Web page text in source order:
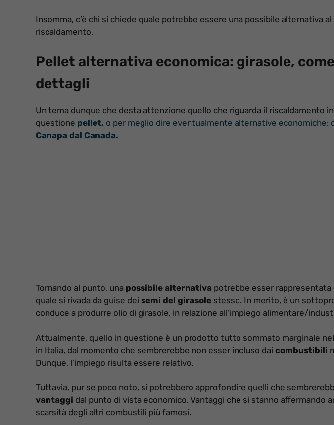
Insomma, c’è chi si chiede quale potrebbe essere una possibile alternativa
riscaldamento.
Pellet alternativa economica: girasole,
dettagli
Un tema dunque che desta attenzione quello che riguarda il riscaldamento
questione pellet, o per meglio dire eventualmente alternative economiche:
Canapa dal Canada.
Tornando al punto, una possibile alternativa potrebbe esser rappresentata
quale si rivada da guise dei semi del girasole stesso. In merito, è un
conduce a produrre olio di girasole, in relazione all’impiego alimentare/
Attualmente, quello in questione è un prodotto tutto sommato marginale
in Italia, dal momento che sembrerebbe non esser incluso dai combustibili
Dunque, l’impiego risulta essere relativo.
Tuttavia, pur se poco noto, si potrebbero approfondire quelli che
vantaggi dal punto di vista economico. Vantaggi che si stanno affermando
scarsità degli altri combustili più famosi.